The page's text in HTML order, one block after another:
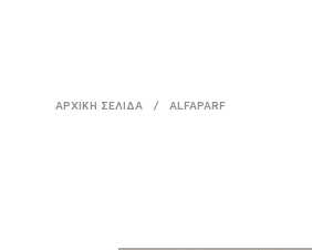
Ο Όμιλος Alfaparf
ΑΡΧΙΚΉ ΣΕΛΊΔΑ / ALFAPARF